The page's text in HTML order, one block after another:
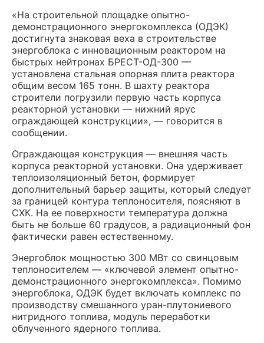
«На строительной площадке опытно-
демонстрационного энергокомплекса (ОДЭК)
достигнута знаковая веха в строительстве
энергоблока с инновационным реактором на
быстрых нейтронах БРЕСТ-ОД-300 —
установлена стальная опорная плита реактора
общим весом 165 тонн. В шахту реактора
строители погрузили первую часть корпуса
реакторной установки — нижний ярус
ограждающей конструкции», — говорится в
сообщении.
Ограждающая конструкция — внешняя часть
корпуса реакторной установки. Она удерживает
теплоизоляционный бетон, формирует
дополнительный барьер защиты, который следует
за границей контура теплоносителя, поясняют в
СХК. На ее поверхности температура должна
быть не больше 60 градусов, а радиационный фон
фактически равен естественному.
Энергоблок мощностью 300 МВт со свинцовым
теплоносителем — «ключевой элемент опытно-
демонстрационного энергокомплекса». Помимо
энергоблока, ОДЭК будет включать комплекс по
производству смешанного уран-плутониевого
нитридного топлива, модуль переработки
облученного ядерного топлива.